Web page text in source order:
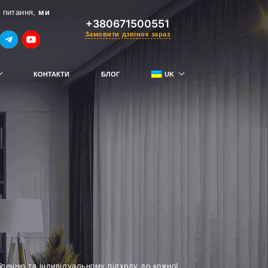
питання, ми
+380671500551
Замовити дзвінок зараз
знижку
КОНТАКТИ БЛОГ UK
та індивідуальному підходу до кожної